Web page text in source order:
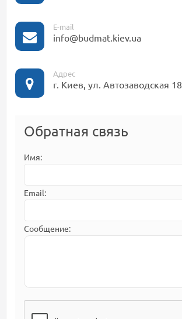
E-mail
info@budmat.kiev.ua
Адрес
г. Киев, ул. Автозаводская 18
Обратная связь
Имя:
Email:
Сообщение: